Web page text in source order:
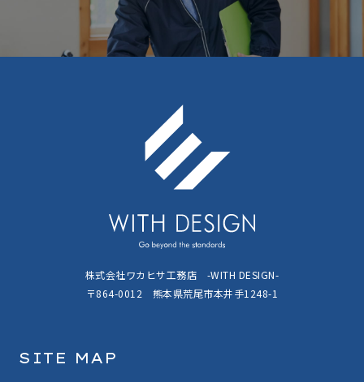
株式会社ワカヒサ工務店 -WITH DESIGN-
〒864-0012 熊本県荒尾市本井手1248-1
SITE MAP